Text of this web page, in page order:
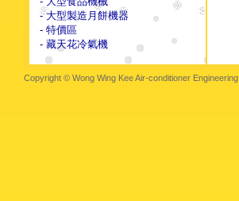
- 大型製造月餅機器
- 特價區
- 藏天花冷氣機
Copyright © Wong Wing Kee Air-conditioner Engineering